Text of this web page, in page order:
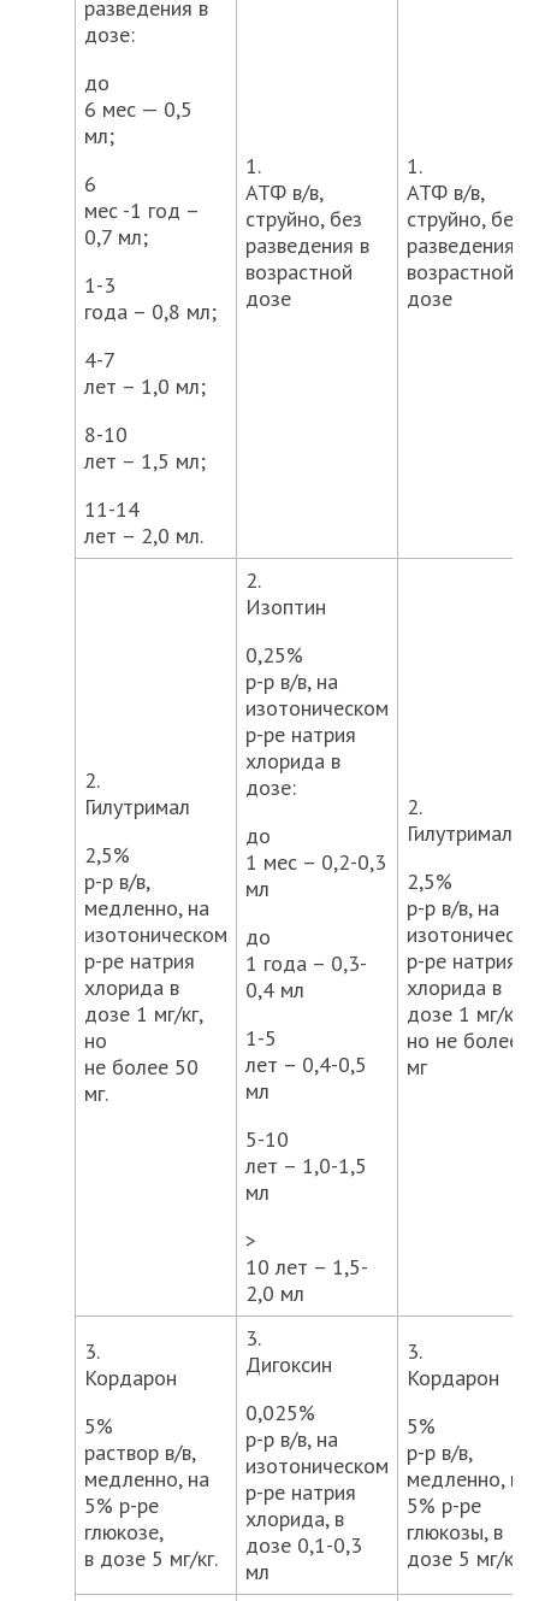
разведения в
дозе:
до
6 мес — 0,5
мл;
6
мес -1 год –
0,7 мл;
1-3
года – 0,8 мл;
4-7
лет – 1,0 мл;
8-10
лет – 1,5 мл;
11-14
лет – 2,0 мл.
1.
АТФ в/в,
струйно, без
разведения в
возрастной
дозе
1.
АТФ в/в,
струйно, без
разведения в
возрастной
дозе
2.
Гилутримал
2,5%
р-р в/в,
медленно, на
изотоническом
р-ре натрия
хлорида в
дозе 1 мг/кг,
но
не более 50
мг.
2.
Изоптин
0,25%
р-р в/в, на
изотоническом
р-ре натрия
хлорида в
дозе:
до
1 мес – 0,2-0,3
мл
до
1 года – 0,3-
0,4 мл
1-5
лет – 0,4-0,5
мл
5-10
лет – 1,0-1,5
мл
>
10 лет – 1,5-
2,0 мл
2.
Гилутримал
2,5%
р-р в/в, на
р-ре натрия
хлорида в
дозе 1 мг/кг,
но не более
мг
3.
Кордарон
5%
раствор в/в,
медленно, на
5% р-ре
глюкозе,
в дозе 5 мг/кг.
3.
Дигоксин
0,025%
р-р в/в, на
изотоническом
р-ре натрия
хлорида, в
дозе 0,1-0,3
мл
3.
Кордарон
5%
р-р в/в,
медленно, на
5% р-ре
глюкозы, в
дозе 5 мг/кг